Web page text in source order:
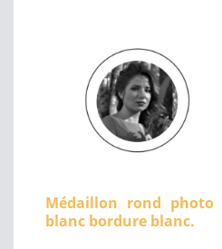
Médaillon rond
blanc bordure blanc.